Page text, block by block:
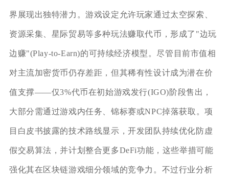
界展现出独特潜力。游戏设定允许玩家通过太空探索、
资源采集、星际贸易等多种玩法赚取代币，形成了"边玩
边赚"(Play-to-Earn)的可持续经济模型。尽管目前市值相
对主流加密货币仍存差距，但其稀有性设计成为潜在价
值支撑——仅3%代币在初始游戏发行(IGO)阶段售出，
大部分需通过游戏内任务、锦标赛或NPC掉落获取。项
目白皮书披露的技术路线显示，开发团队持续优化防虚
假交易算法，并计划整合更多DeFi功能，这些举措可能
强化其在区块链游戏细分领域的竞争力。不过行业分析